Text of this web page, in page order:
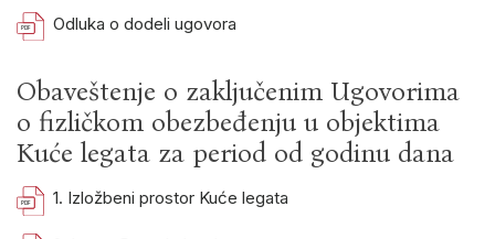
Odluka o dodeli ugovora
Obaveštenje o zaključenim Ugovorima
o fizličkom obezbeđenju u objektima
Kuće legata za period od godinu dana
1. Izložbeni prostor Kuće legata